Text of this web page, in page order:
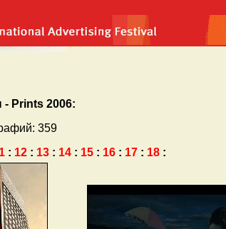
Prints 2006:
359
: 12: 13: 14: 15: 16: 17: 18: